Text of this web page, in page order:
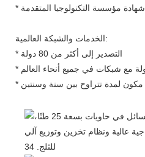
* شهادة مؤسسة التكنولوجيا المتقدمة
الخدمات والشبكة العالمية:
* التصدير إلى أكثر من 80 دولة